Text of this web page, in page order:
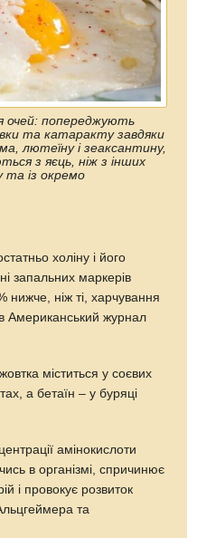
очей: попереджують
та катаракту завдяки
лютеїну і зеаксантину,
з яєць, ніж з інших
та із окремо
холіну і його
запальних маркерів
нижче, ніж ті, харчування
Американський журнал
міститься у соєвих
а бетаїн – у буряці
амінокислоти
в організмі, спричинює
і провокує розвиток
та